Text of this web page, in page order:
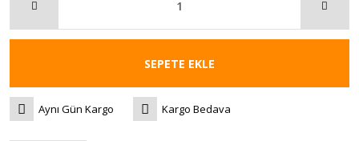
SEPETE EKLE
Aynı Gün Kargo Kargo Bedava